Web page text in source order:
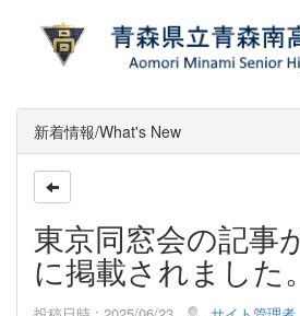
新着情報/What's New
東京同窓会の記事
に掲載されました。